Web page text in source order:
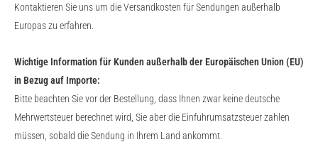
Kontaktieren Sie uns um die Versandkosten für Sendungen außerhalb
Europas zu erfahren.
Wichtige Information für Kunden außerhalb der Europäischen Union (EU)
in Bezug auf Importe:
Bitte beachten Sie vor der Bestellung, dass Ihnen zwar keine deutsche
Mehrwertsteuer berechnet wird, Sie aber die Einfuhrumsatzsteuer zahlen
müssen, sobald die Sendung in Ihrem Land ankommt.